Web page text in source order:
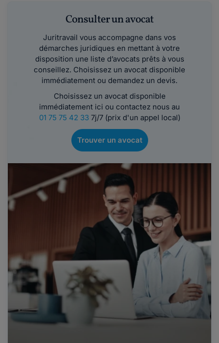
Consulter un avocat
Juritravail vous accompagne dans vos
démarches juridiques en mettant à votre
disposition une liste d’avocats prêts à vous
conseillez. Choisissez un avocat disponible
immédiatement ou demandez un devis.
Choisissez un avocat disponible
immédiatement ici ou contactez nous au
01 75 75 42 337j/7 (prix d'un appel local)
Trouver un avocat